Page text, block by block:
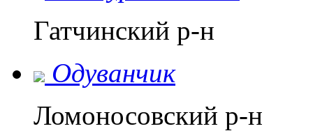
Гатчинский р-н
Одуванчик
Ломоносовский р-н